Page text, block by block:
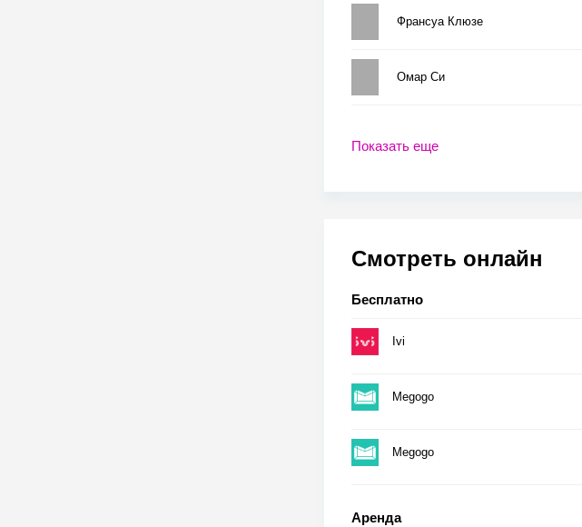
Франсуа Клюзе
Омар Си
Показать еще
Смотреть онлайн
Бесплатно
Ivi
Megogo
Megogo
Аренда